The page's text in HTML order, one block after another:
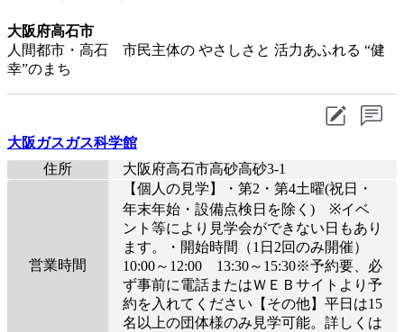
大阪府高石市
人間都市・高石 市民主体の やさしさと 活力あふれる “健
幸”のまち
大阪ガスガス科学館
住所
大阪府高石市高砂高砂3-1
営業時間
【個人の見学】・第2・第4土曜(祝日・
年末年始・設備点検日を除く) ※イベ
ント等により見学会ができない日もあり
ます。・開始時間（1日2回のみ開催）
10:00～12:00 13:30～15:30※予約要、必
ず事前に電話またはＷＥＢサイトより予
約を入れてください【その他】平日は15
名以上の団体様のみ見学可能。詳しくは